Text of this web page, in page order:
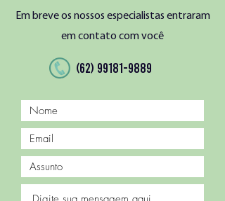
Em breve os nossos especialistas entraram
em contato com você
(62) 99181-9889